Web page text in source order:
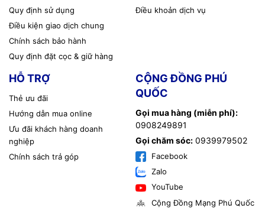
Quy định sử dụng
Điều kiện giao dịch chung
Chính sách bảo hành
Quy định đặt cọc & giữ hàng
Điều khoản dịch vụ
HỖ TRỢ
Thẻ ưu đãi
Hướng dẫn mua online
Ưu đãi khách hàng doanh
nghiệp
Chính sách trả góp
CỘNG ĐỒNG PHÚ
QUỐC
Gọi mua hàng (miễn phí):
0908249891
Gọi chăm sóc: 0939979502
Facebook
Zalo
YouTube
Cộng Đồng Mạng Phú Quốc